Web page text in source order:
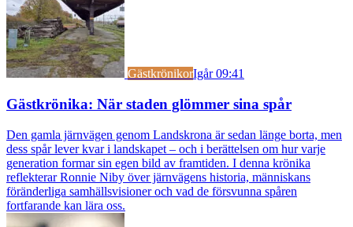
GästkrönikorIgår 09:41
Gästkrönika: När staden glömmer sina spår
Den gamla järnvägen genom Landskrona är sedan länge borta, men
dess spår lever kvar i landskapet – och i berättelsen om hur varje
generation formar sin egen bild av framtiden. I denna krönika
reflekterar Ronnie Niby över järnvägens historia, människans
föränderliga samhällsvisioner och vad de försvunna spåren
fortfarande kan lära oss.